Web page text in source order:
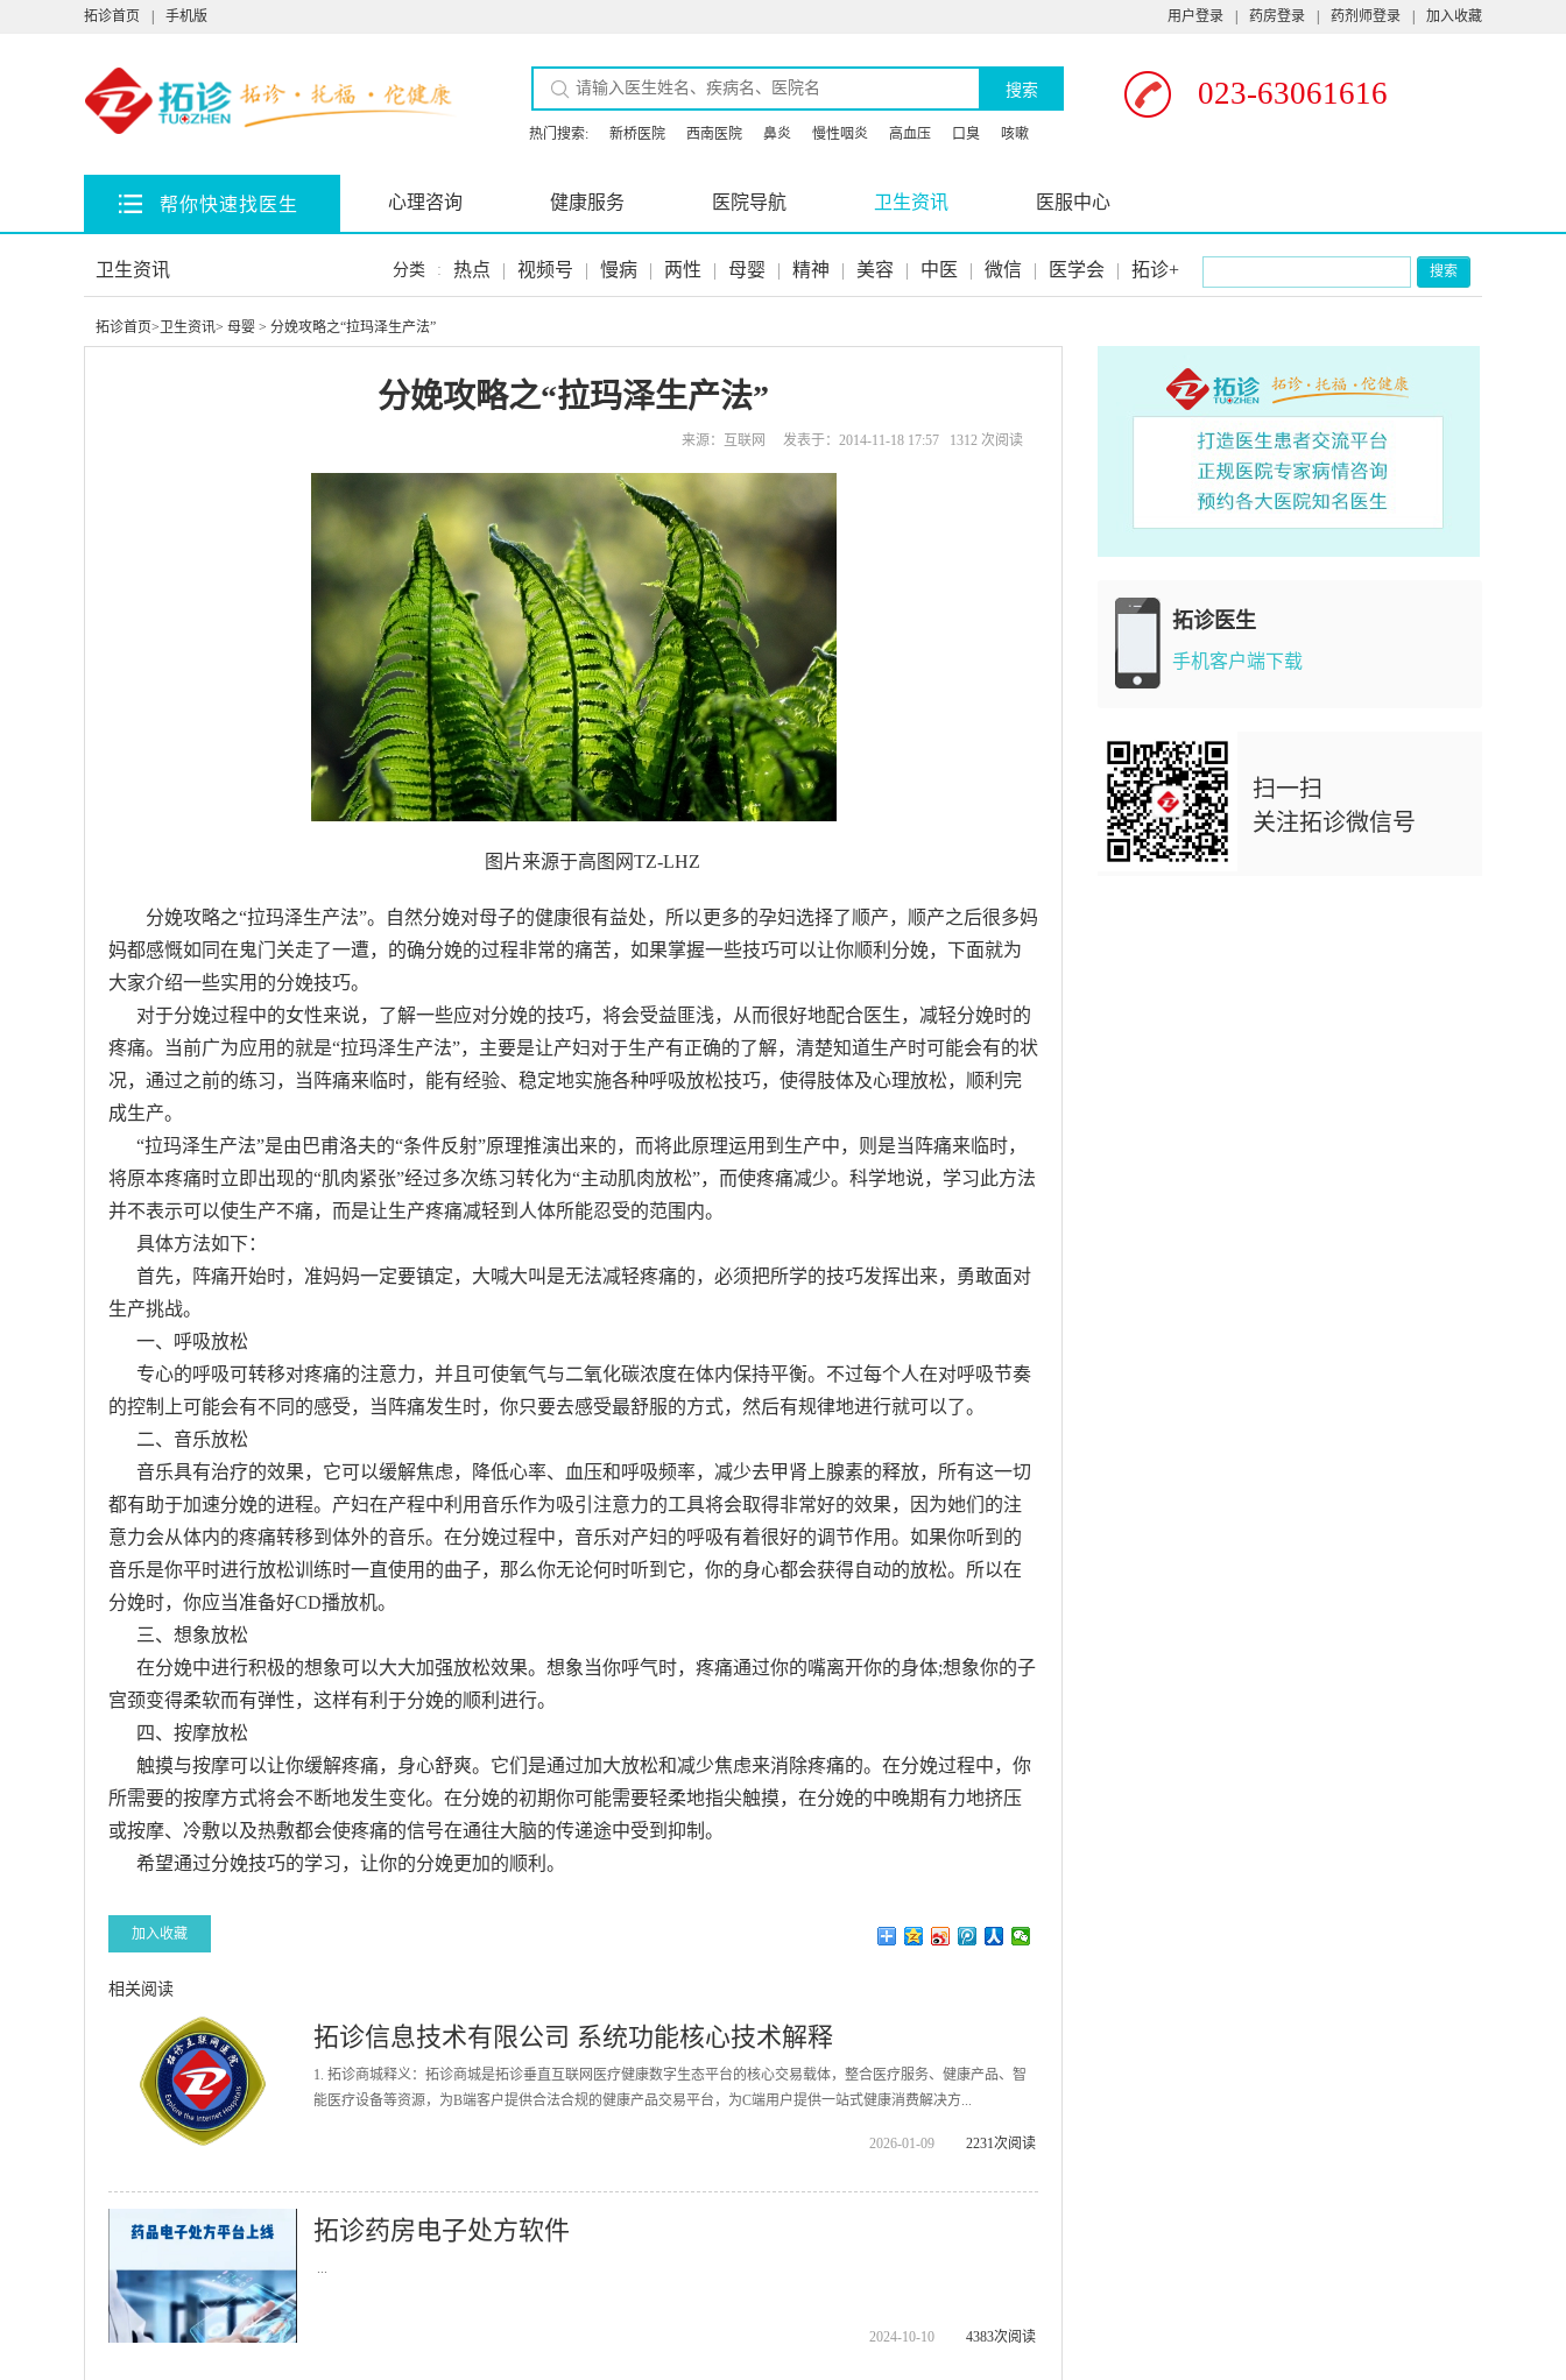
拓诊首页 手机版 用户登录 药房登录 药剂师登录 加入收藏
搜索 023-63061616
热门搜索: 新桥医院 西南医院 鼻炎 慢性咽炎 高血压 口臭 咳嗽
帮你快速找医生 心理咨询 健康服务 医院导航 卫生资讯 医服中心
卫生资讯 分类 : 热点 | 视频号 | 慢病 | 两性 | 母婴 | 精神 | 美容 | 中医 | 微信 | 医学会 | 拓诊+ 搜索
拓诊首页> 卫生资讯> 母婴 > 分娩攻略之“拉玛泽生产法”
分娩攻略之“拉玛泽生产法”
来源：互联网 发表于：2014-11-18 17:57 1312 次阅读
图片来源于高图网TZ-LHZ
分娩攻略之“拉玛泽生产法”。自然分娩对母子的健康很有益处，所以更多的孕妇选择了顺产，顺产之后很多妈
妈都感慨如同在鬼门关走了一遭，的确分娩的过程非常的痛苦，如果掌握一些技巧可以让你顺利分娩，下面就为
大家介绍一些实用的分娩技巧。
对于分娩过程中的女性来说，了解一些应对分娩的技巧，将会受益匪浅，从而很好地配合医生，减轻分娩时的
疼痛。当前广为应用的就是“拉玛泽生产法”，主要是让产妇对于生产有正确的了解，清楚知道生产时可能会有的状
况，通过之前的练习，当阵痛来临时，能有经验、稳定地实施各种呼吸放松技巧，使得肢体及心理放松，顺利完
成生产。
“拉玛泽生产法”是由巴甫洛夫的“条件反射”原理推演出来的，而将此原理运用到生产中，则是当阵痛来临时，
将原本疼痛时立即出现的“肌肉紧张”经过多次练习转化为“主动肌肉放松”，而使疼痛减少。科学地说，学习此方法
并不表示可以使生产不痛，而是让生产疼痛减轻到人体所能忍受的范围内。
具体方法如下：
首先，阵痛开始时，准妈妈一定要镇定，大喊大叫是无法减轻疼痛的，必须把所学的技巧发挥出来，勇敢面对
生产挑战。
一、呼吸放松
专心的呼吸可转移对疼痛的注意力，并且可使氧气与二氧化碳浓度在体内保持平衡。不过每个人在对呼吸节奏
的控制上可能会有不同的感受，当阵痛发生时，你只要去感受最舒服的方式，然后有规律地进行就可以了。
二、音乐放松
音乐具有治疗的效果，它可以缓解焦虑，降低心率、血压和呼吸频率，减少去甲肾上腺素的释放，所有这一切
都有助于加速分娩的进程。产妇在产程中利用音乐作为吸引注意力的工具将会取得非常好的效果，因为她们的注
意力会从体内的疼痛转移到体外的音乐。在分娩过程中，音乐对产妇的呼吸有着很好的调节作用。如果你听到的
音乐是你平时进行放松训练时一直使用的曲子，那么你无论何时听到它，你的身心都会获得自动的放松。所以在
分娩时，你应当准备好CD播放机。
三、想象放松
在分娩中进行积极的想象可以大大加强放松效果。想象当你呼气时，疼痛通过你的嘴离开你的身体;想象你的子
宫颈变得柔软而有弹性，这样有利于分娩的顺利进行。
四、按摩放松
触摸与按摩可以让你缓解疼痛，身心舒爽。它们是通过加大放松和减少焦虑来消除疼痛的。在分娩过程中，你
所需要的按摩方式将会不断地发生变化。在分娩的初期你可能需要轻柔地指尖触摸，在分娩的中晚期有力地挤压
或按摩、冷敷以及热敷都会使疼痛的信号在通往大脑的传递途中受到抑制。
希望通过分娩技巧的学习，让你的分娩更加的顺利。
加入收藏
相关阅读
拓诊信息技术有限公司 系统功能核心技术解释
1. 拓诊商城释义：拓诊商城是拓诊垂直互联网医疗健康数字生态平台的核心交易载体，整合医疗服务、健康产品、智
能医疗设备等资源，为B端客户提供合法合规的健康产品交易平台，为C端用户提供一站式健康消费解决方...
2026-01-09 2231次阅读
拓诊药房电子处方软件
...
2024-10-10 4383次阅读
拓诊医生
手机客户端下载
扫一扫
关注拓诊微信号